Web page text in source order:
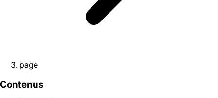
page
Contenus